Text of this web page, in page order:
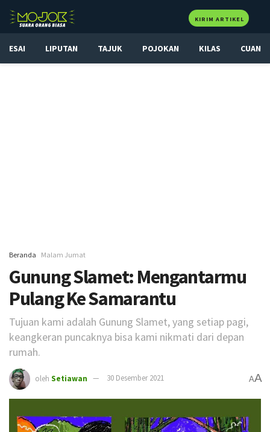
KIRIM ARTIKEL
ESAI LIPUTAN TAJUK POJOKAN KILAS CUAN
Beranda Malam Jumat
Gunung Slamet: Mengantarmu
Pulang Ke Samarantu
Tujuan kami adalah Gunung Slamet, yang setiap pagi,
keangkeran puncaknya bisa kami nikmati dari depan
rumah.
oleh Setiawan 30 Desember 2021 AA